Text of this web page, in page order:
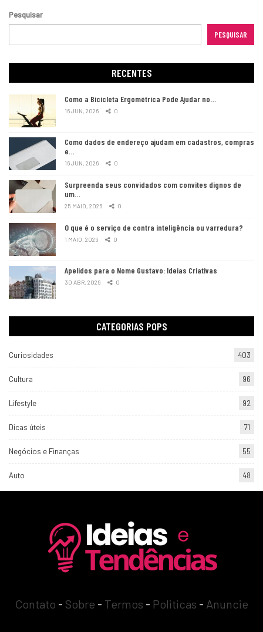
Pesquisar
PESQUISAR
RECENTES
Como a Bicicleta Ergométrica Pode Ajudar no…
16 JUN, 2026 0
Como dados de endereço ajudam em cadastros, compras
e…
16 JUN, 2026 0
Surpreenda seus convidados com convites dignos de
um…
25 MAIO, 2026 0
O que é o serviço de contra inteligência ou varredura?
1 MAIO, 2026 0
Apelidos para o Nome Gustavo: Ideias Criativas
30 ABR, 2026 0
CATEGORIAS POPS
Curiosidades 403
Cultura 96
Lifestyle 92
Dicas úteis 71
Negócios e Finanças 55
Auto 48
Contato - Sobre - Termos - Politicas - Anuncie